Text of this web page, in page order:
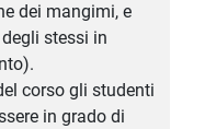
dei mangimi, e
stessi in
corso gli studenti
in grado di